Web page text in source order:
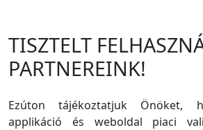
TISZTELT
PARTNEREINK!
Ezúton tájékoztatjuk Önöket,
applikáció és weboldal piaci